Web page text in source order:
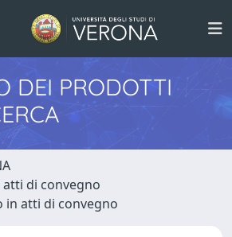
DEI PRODOTTI
di convegno
in atti di convegno